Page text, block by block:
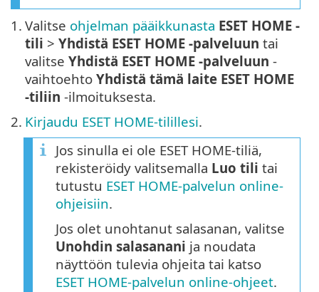
1. Valitse ohjelman pääikkunasta ESET HOME -
tili > Yhdistä ESET HOME -palveluun tai
valitse Yhdistä ESET HOME -palveluun -
vaihtoehto Yhdistä tämä laite ESET HOME
-tiliin -ilmoituksesta.
2. Kirjaudu ESET HOME-tilillesi.
Jos sinulla ei ole ESET HOME-tiliä,
rekisteröidy valitsemalla Luo tili tai
tutustu ESET HOME-palvelun online-
ohjeisiin.
Jos olet unohtanut salasanan, valitse
Unohdin salasanani ja noudata
näyttöön tulevia ohjeita tai katso
ESET HOME-palvelun online-ohjeet.